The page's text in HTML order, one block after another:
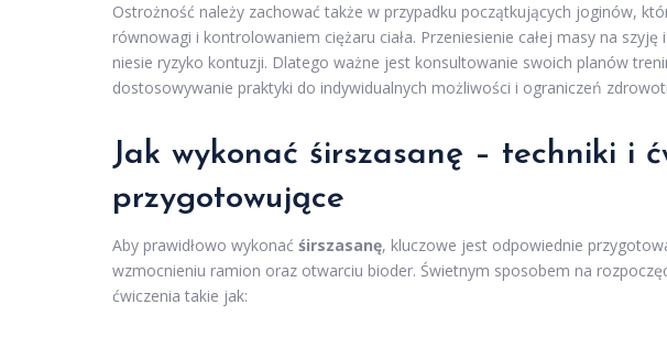
Ostrożność należy zachować także w przypadku początkujących joginów,
równowagi i kontrolowaniem ciężaru ciała. Przeniesienie całej masy na
niesie ryzyko kontuzji. Dlatego ważne jest konsultowanie swoich planów
dostosowywanie praktyki do indywidualnych możliwości i ograniczeń
Jak wykonać śirszasanę – techniki i
przygotowujące
Aby prawidłowo wykonać śirszasanę, kluczowe jest odpowiednie
wzmocnieniu ramion oraz otwarciu bioder. Świetnym sposobem na
ćwiczenia takie jak: